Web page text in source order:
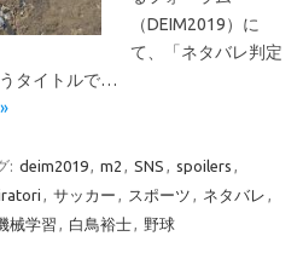
（DEIM2019）に
て、「ネタバレ判定
タイトルで…
: deim2019, m2 , SNS , spoilers ,
, サッカー , スポーツ , ネタバレ ,
械学習 , 白鳥裕士, 野球